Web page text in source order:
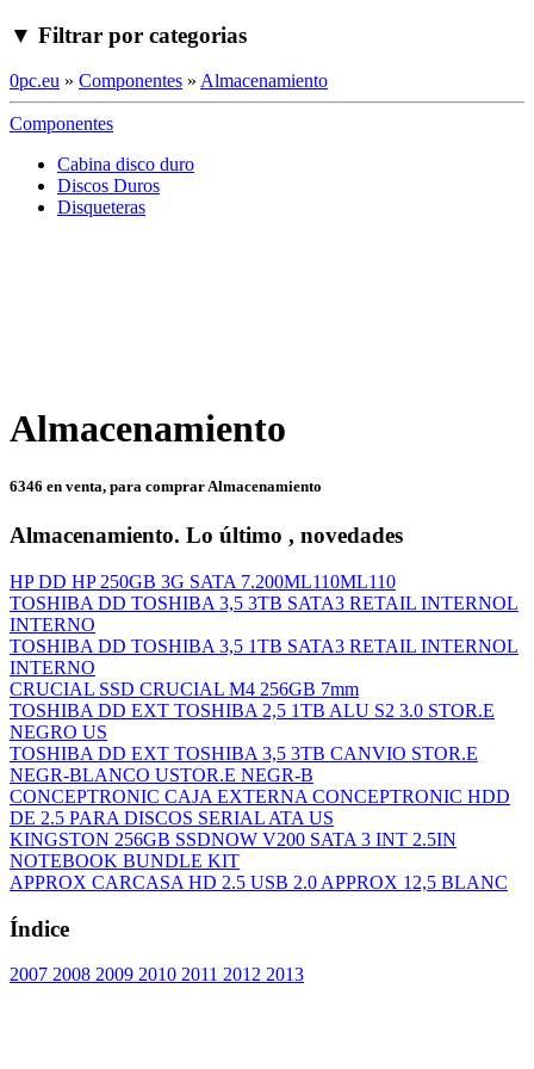
▼ Filtrar por categorias
0pc.eu » Componentes » Almacenamiento
Componentes
Cabina disco duro
Discos Duros
Disqueteras
Almacenamiento
6346 en venta, para comprar Almacenamiento
Almacenamiento. Lo último , novedades
HP DD HP 250GB 3G SATA 7.200ML110ML110
TOSHIBA DD TOSHIBA 3,5 3TB SATA3 RETAIL INTERNOL
INTERNO
TOSHIBA DD TOSHIBA 3,5 1TB SATA3 RETAIL INTERNOL
INTERNO
CRUCIAL SSD CRUCIAL M4 256GB 7mm
TOSHIBA DD EXT TOSHIBA 2,5 1TB ALU S2 3.0 STOR.E
NEGRO US
TOSHIBA DD EXT TOSHIBA 3,5 3TB CANVIO STOR.E
NEGR-BLANCO USTOR.E NEGR-B
CONCEPTRONIC CAJA EXTERNA CONCEPTRONIC HDD
DE 2.5 PARA DISCOS SERIAL ATA US
KINGSTON 256GB SSDNOW V200 SATA 3 INT 2.5IN
NOTEBOOK BUNDLE KIT
APPROX CARCASA HD 2.5 USB 2.0 APPROX 12,5 BLANC
Índice
2007 2008 2009 2010 2011 2012 2013